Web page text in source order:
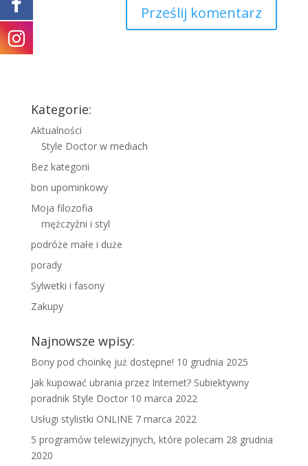
Kategorie:
Aktualności
Style Doctor w mediach
Bez kategorii
bon upominkowy
Moja filozofia
mężczyźni i styl
podróże małe i duże
porady
Sylwetki i fasony
Zakupy
Najnowsze wpisy:
Bony pod choinkę już dostępne! 10 grudnia 2025
Jak kupować ubrania przez Internet? Subiektywny
poradnik Style Doctor 10 marca 2022
Usługi stylistki ONLINE 7 marca 2022
5 programów telewizyjnych, które polecam 28 grudnia
2020